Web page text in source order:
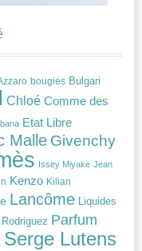
bougies Bulgari
Chloé Comme des
Etat Libre
Malle Givenchy
Issey Miyake Jean
Kenzo Kilian
Lancôme Liquides
Parfum
Serge Lutens